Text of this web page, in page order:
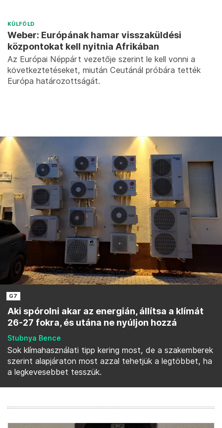
KÜLFÖLD
Weber: Európának hamar visszaküldési
központokat kell nyitnia Afrikában
Az Európai Néppárt vezetője szerint le kell vonni a
következtetéseket, miután Ceutánál próbára tették
Európa határozottságát.
G7
Aki spórolni akar az energián, állítsa a klímát
26-27 fokra, és utána ne nyúljon hozzá
Stubnya Bence
Sok klímahasználati tipp kering most, de a szakemberek
szerint alapjáraton most azzal tehetjük a legtöbbet, ha
a legkevesebbet tesszük.